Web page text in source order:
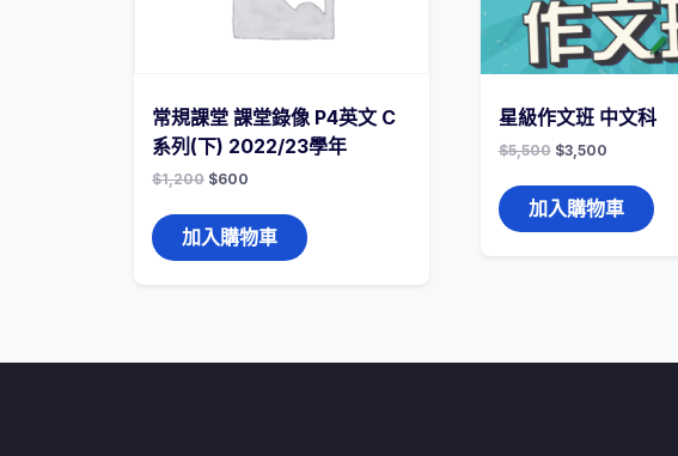
常規課堂 課堂錄像 P4英文 C
系列(下) 2022/23學年
$1,200 $600
加入購物車
星級作文班 中文科
$5,500 $3,500
加入購物車